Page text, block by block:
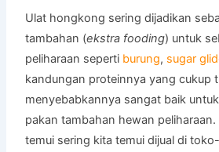
Ulat hongkong sering dijadikan
tambahan (ekstra fooding) untuk
peliharaan seperti burung, sugar
kandungan proteinnya yang cukup
menyebabkannya sangat baik
pakan tambahan hewan
temui sering kita temui dijual di